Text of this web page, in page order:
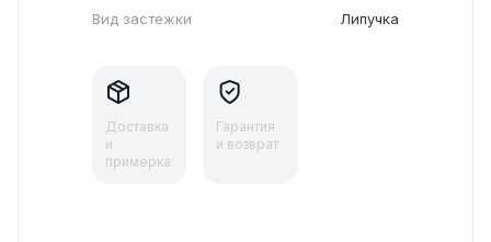
Вид застежки
Липучка
Доставка
и
примерка
Гарантия
и возврат